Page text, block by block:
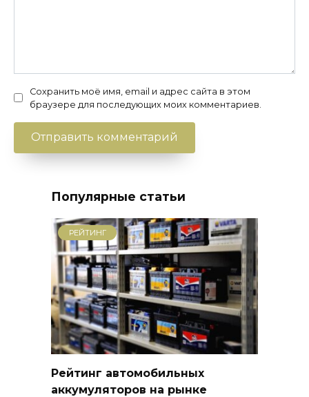
Сохранить моё имя, email и адрес сайта в этом
браузере для последующих моих комментариев.
Популярные статьи
РЕЙТИНГ
Рейтинг автомобильных
аккумуляторов на рынке